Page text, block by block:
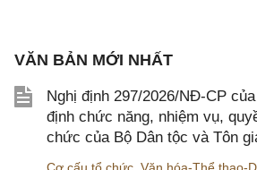
VĂN BẢN MỚI NHẤT
Nghị định 297/2026/NĐ-CP
định chức năng, nhiệm vụ,
chức của Bộ Dân tộc và Tôn